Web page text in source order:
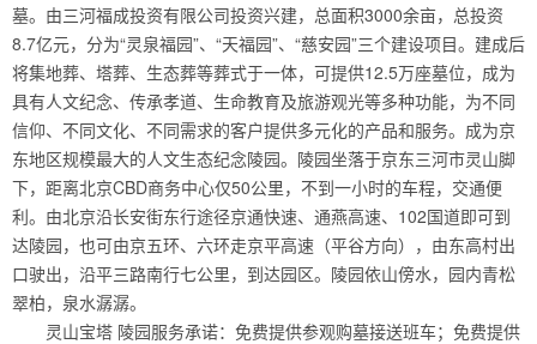
墓。由三河福成投资有限公司投资兴建，总面积3000余亩，总投资
8.7亿元，分为“灵泉福园”、“天福园”、“慈安园”三个建设项目。建成后
将集地葬、塔葬、生态葬等葬式于一体，可提供12.5万座墓位，成为
具有人文纪念、传承孝道、生命教育及旅游观光等多种功能，为不同
信仰、不同文化、不同需求的客户提供多元化的产品和服务。成为京
东地区规模最大的人文生态纪念陵园。陵园坐落于京东三河市灵山脚
下，距离北京CBD商务中心仅50公里，不到一小时的车程，交通便
利。由北京沿长安街东行途径京通快速、通燕高速、102国道即可到
达陵园，也可由京五环、六环走京平高速（平谷方向），由东高村出
口驶出，沿平三路南行七公里，到达园区。陵园依山傍水，园内青松
翠柏，泉水潺潺。
灵山宝塔 陵园服务承诺：免费提供参观购墓接送班车；免费提供